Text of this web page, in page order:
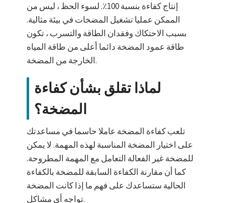
إنتاج كفاءة بنسبة 100٪. لسوء الحظ ، ليس من
الممكن عمليا تشغيل المضخات في بيئة مثالية.
بسبب الاحتكاك وفقدان الطاقة والتسرب ، تكون
طاقة عمود المضخة دائما أعلى من طاقة المياه
الخارجة من المضخة.
لماذا تقلق بشأن كفاءة
المضخة؟
تلعب كفاءة المضخة عاملا حاسما في مساعدتك
على اختيار المضخة المناسبة لهذه المهمة. لا يمكن
للمضخة غير الفعالة التعامل مع المهمة المطروحة.
كما أن مقارنة الكفاءة السابقة للمضخة بالكفاءة
الحالية ستساعدك على فهم ما إذا كانت المضخة
تواجه أي مشاكل.